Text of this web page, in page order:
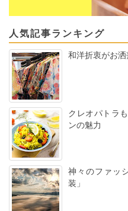
人気記事ランキング
和洋折衷がお
クレオパトラ
ンの魅力
神々のファッ
装」